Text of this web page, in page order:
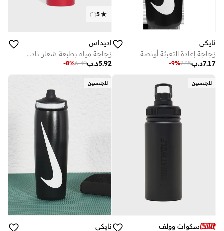
نايكي
زجاجة إعادة التعبئة أونصة
د.ب7.17
7.85
-9%
5
(
1
)
اديداس
زجاجة مياه بطبعة شعار نادي مانشستر يونايتد
د.ب5.92
6.40
-8%
للجنسين
سكوات وولف
للجنسين
نايكي